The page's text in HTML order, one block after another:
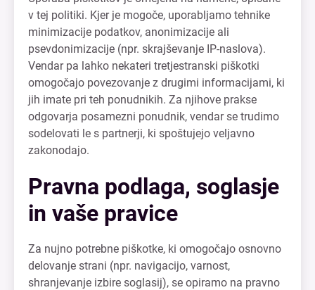
v tej politiki. Kjer je mogoče, uporabljamo tehnike
minimizacije podatkov, anonimizacije ali
psevdonimizacije (npr. skrajševanje IP-naslova).
Vendar pa lahko nekateri tretjestranski piškotki
omogočajo povezovanje z drugimi informacijami, ki
jih imate pri teh ponudnikih. Za njihove prakse
odgovarja posamezni ponudnik, vendar se trudimo
sodelovati le s partnerji, ki spoštujejo veljavno
zakonodajo.
Pravna podlaga, soglasje
in vaše pravice
Za nujno potrebne piškotke, ki omogočajo osnovno
delovanje strani (npr. navigacijo, varnost,
shranjevanje izbire soglasij), se opiramo na pravno